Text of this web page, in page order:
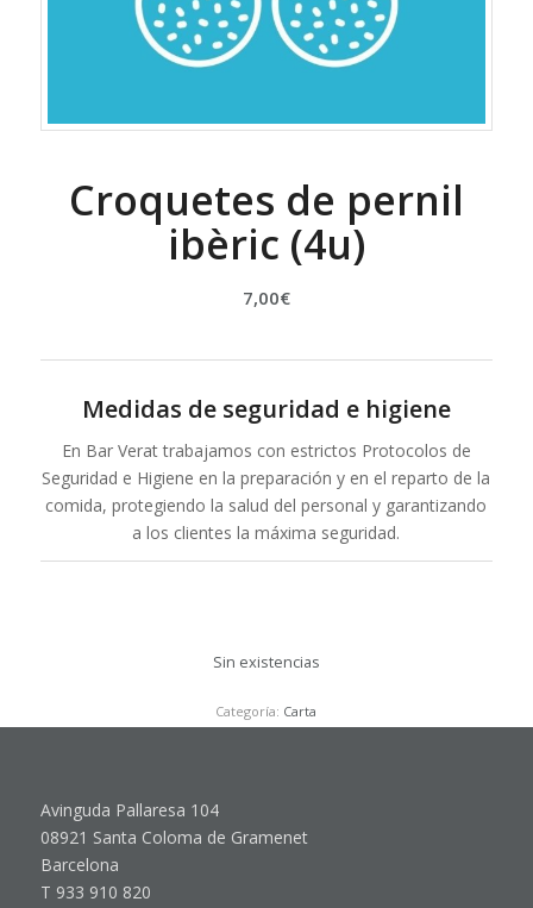
Croquetes de pernil
ibèric (4u)
7,00€
Medidas de seguridad e higiene
En Bar Verat trabajamos con estrictos Protocolos de
Seguridad e Higiene en la preparación y en el reparto de la
comida, protegiendo la salud del personal y garantizando
a los clientes la máxima seguridad.
Sin existencias
Categoría: Carta
Avinguda Pallaresa 104
08921 Santa Coloma de Gramenet
Barcelona
T 933 910 820